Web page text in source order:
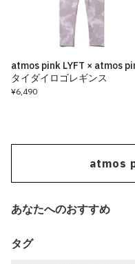
atmos pink LYFT × atmos
タイダイロゴレギンス
¥6,490
atmos
あなたへのおすすめ
タグ